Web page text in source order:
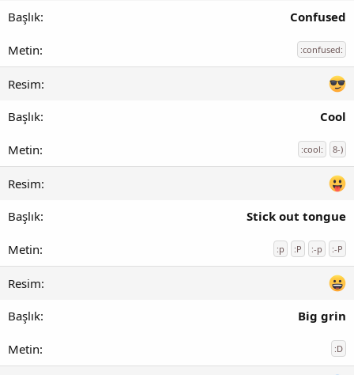
Confused
:confused:
Cool
:cool: 8-)
Stick out tongue
:p :P :-p :-P
Big grin
:D